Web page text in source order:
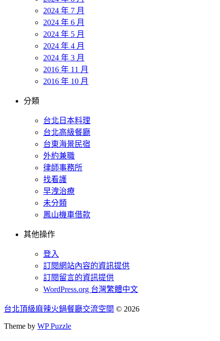
2024 年 7 月
2024 年 6 月
2024 年 5 月
2024 年 4 月
2024 年 3 月
2016 年 11 月
2016 年 10 月
分類
台北日本料理
台北高級餐廳
台東海景民宿
外約兼職
律師事務所
找看護
早洩治療
未分類
鳳山機車借款
其他操作
登入
訂閱網站內容的資訊提供
訂閱留言的資訊提供
WordPress.org 台灣繁體中文
台北頂級麻辣火鍋餐廳交流空間 © 2026
Theme by WP Puzzle